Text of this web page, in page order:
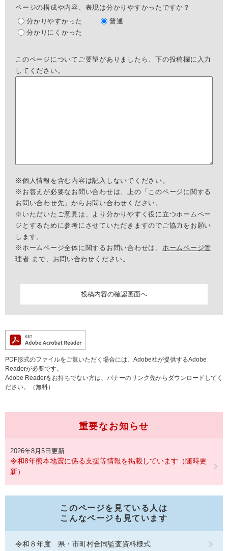
ページの構成や内容、表現は分かりやすかったですか？
分かりやすかった
普通
分かりにくかった
このページについてご要望がありましたら、下の投稿欄に入力
してください。
※個人情報を含む内容は記入しないでください。
※お答えが必要なお問い合わせは、上の「このページに関する
お問い合わせ先」からお問い合わせください。
※いただいたご意見は、より分かりやすく役に立つホームペー
ジとするために参考にさせていただきますのでご協力をお願い
します。
※ホームページ全体に関するお問い合わせは、 ホームページ管
理者 まで、お問い合わせください。
PDF形式のファイルをご覧いただく場合には、Adobe社が提供するAdobe
Readerが必要です。
Adobe Readerをお持ちでない方は、バナーのリンク先からダウンロードしてく
ださい。（無料）
重要なお知らせ
2026年8月5日更新
令和8年熊本地震に係る支援等情報を掲載しています（随時更
新）
このページを見ている人は
こんなページも見ています
令和８年度 県・市町村合同監査資料様式